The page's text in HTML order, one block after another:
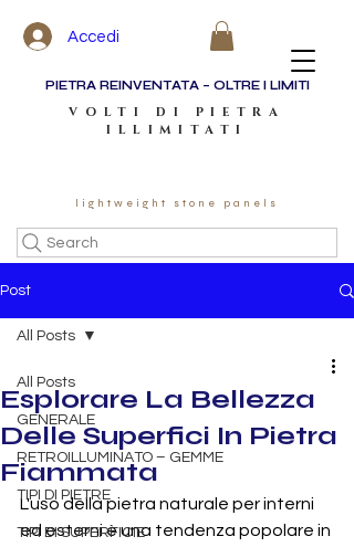
Accedi
Search
PIETRA REINVENTATA – OLTRE I LIMITI
VOLTI DI PIETRA
ILLIMITATI
lightweight stone panels
Post
All Posts
GENERALE
RETROILLUMINATO – GEMME
TIPI DI PIETRE
TIPI DI SUPERFICIE
All Posts
Esplorare La Bellezza
Delle Superfici In Pietra
Fiammata
L'uso della pietra naturale per interni
ed esterni è una tendenza popolare in